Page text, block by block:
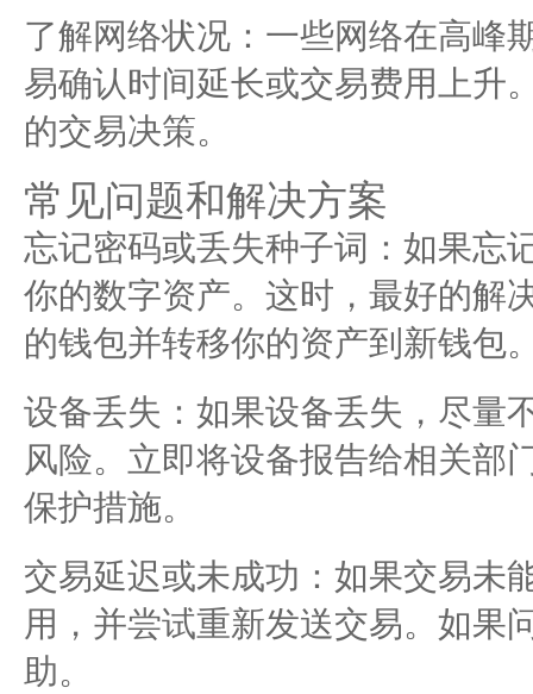
了解网络状况：一些网络在高峰
易确认时间延长或交易费用上升
的交易决策。
常见问题和解决方案
忘记密码或丢失种子词：如果忘
你的数字资产。这时，最好的解
的钱包并转移你的资产到新钱包
设备丢失：如果设备丢失，尽量
风险。立即将设备报告给相关部
保护措施。
交易延迟或未成功：如果交易未
用，并尝试重新发送交易。如果
助。